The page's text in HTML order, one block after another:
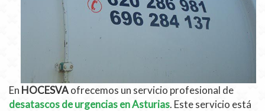
En HOCESVAofrecemos un servicio profesional de
desatascos de urgencias en Asturias. Este servicio está